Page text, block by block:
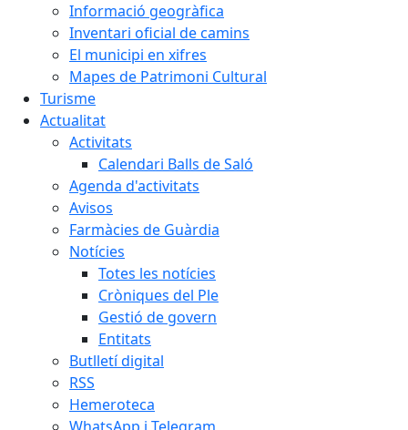
Informació geogràfica
Inventari oficial de camins
El municipi en xifres
Mapes de Patrimoni Cultural
Turisme
Actualitat
Activitats
Calendari Balls de Saló
Agenda d'activitats
Avisos
Farmàcies de Guàrdia
Notícies
Totes les notícies
Cròniques del Ple
Gestió de govern
Entitats
Butlletí digital
RSS
Hemeroteca